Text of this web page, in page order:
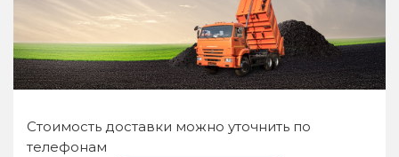
Стоимость доставки можно уточнить по
телефонам